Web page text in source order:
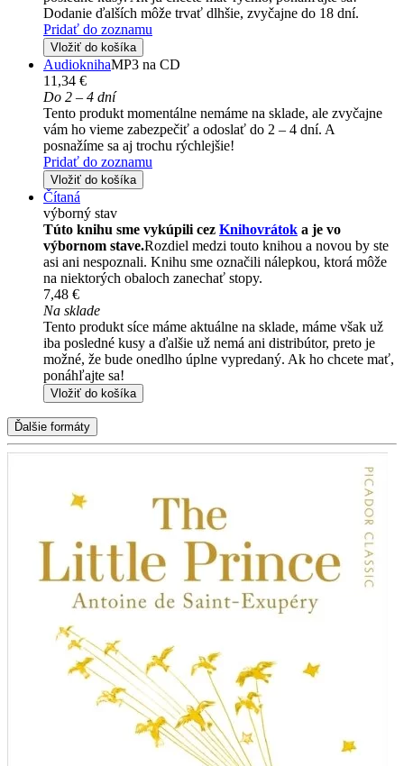
Dodanie ďalších môže trvať dlhšie, zvyčajne do 18 dní.
Pridať do zoznamu
Vložiť do košíka
AudioknihaMP3 na CD
11,34 €
Do 2 – 4 dní
Tento produkt momentálne nemáme na sklade, ale zvyčajne
vám ho vieme zabezpečiť a odoslať do 2 – 4 dní. A
posnažíme sa aj trochu rýchlejšie!
Pridať do zoznamu
Vložiť do košíka
Čítaná
výborný stav
Túto knihu sme vykúpili cez Knihovrátok a je vo
výbornom stave.Rozdiel medzi touto knihou a novou by ste
asi ani nespoznali. Knihu sme označili nálepkou, ktorá môže
na niektorých obaloch zanechať stopy.
7,48 €
Na sklade
Tento produkt síce máme aktuálne na sklade, máme však už
iba posledné kusy a ďalšie už nemá ani distribútor, preto je
možné, že bude onedlho úplne vypredaný. Ak ho chcete mať,
ponáhľajte sa!
Vložiť do košíka
Ďalšie formáty